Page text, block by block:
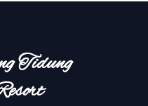
Tidung